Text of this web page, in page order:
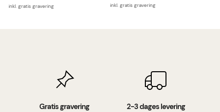
inkl. gratis gravering inkl. gratis gravering
Gratis gravering 2-3 dages levering